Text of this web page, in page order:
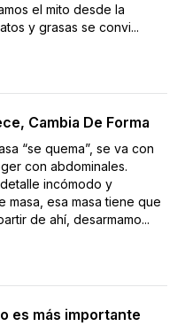
el mito desde la
y grasas se convi...
Cambia De Forma
“se quema”, se va con
con abdominales.
incómodo y
masa, esa masa tiene que
de ahí, desarmamo...
es más importante